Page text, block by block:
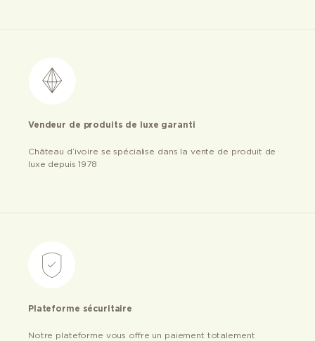
Vendeur de produits de luxe garanti
Château d’ivoire se spécialise dans la vente de produit de
luxe depuis 1978
Plateforme sécuritaire
Notre plateforme vous offre un paiement totalement